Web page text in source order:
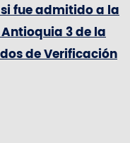
fue admitido a la
3 de la
de Verificación